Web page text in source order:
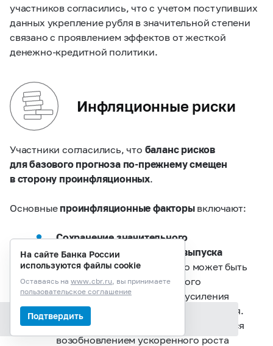
Содержание раздела
участников согласились, что с учетом поступивших
данных укрепление рубля в значительной степени
связано с проявлением эффектов от жесткой
денежно-кредитной политики.
Инфляционные риски
Участники согласились, что баланс рисков
для базового прогноза по‑прежнему смещен
в сторону проинфляционных.
Основные проинфляционные факторы включают:
Сохранение значительного
положительного разрыва выпуска
(перегрева экономики).
Это может быть
результатом как повышенного
внутреннего спроса, так и усиления
ограничений на стороне предложения.
Высокий спрос может поддерживаться
возобновлением ускоренного роста
На сайте Банка России
используются файлы cookie
Оставаясь на www.cbr.ru, вы принимаете
пользовательское соглашение
Подтвердить